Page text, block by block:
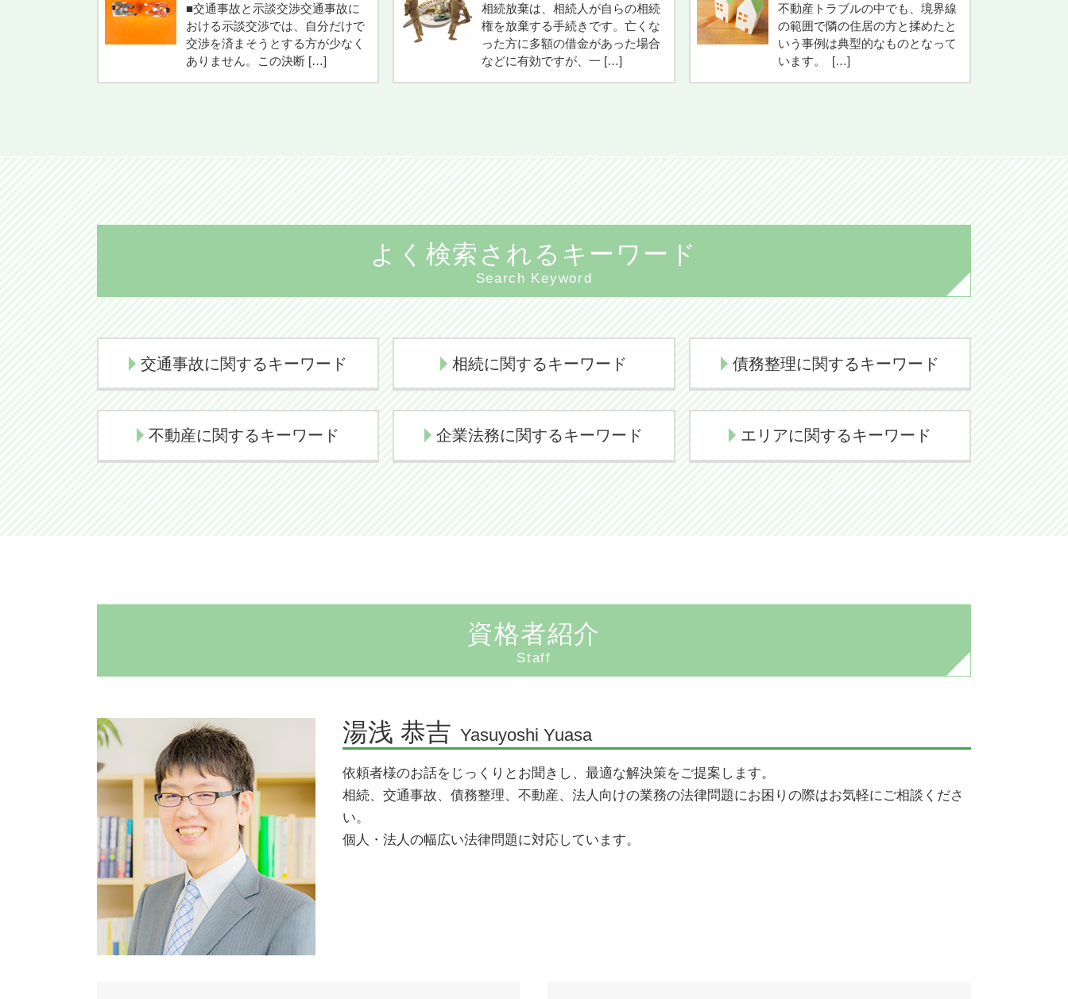
■交通事故と示談交渉交通事故に
おける示談交渉では、自分だけで
交渉を済まそうとする方が少なく
ありません。この決断 […]
相続放棄は、相続人が自らの相続
権を放棄する手続きです。亡くな
った方に多額の借金があった場合
などに有効ですが、一 […]
不動産トラブルの中でも、境界線
の範囲で隣の住居の方と揉めたと
いう事例は典型的なものとなって
います。 […]
よく検索されるキーワード
Search Keyword
交通事故に関するキーワード
示談交渉 弁護士
交通事故 示談交渉期間
交通事故慰謝料
損害賠償請求権
交通事故 示談 長引く
交通事故 弁護士
損害賠償請求
過失割合 交通事故
交通事故 逸失利益
示談交渉 コツ 不貞
相続に関するキーワード
相続問題 弁護士
相続放棄
相続放棄 デメリット
相続手続き 期限
遺産相続 弁護士
相続放棄 管轄
相続人 範囲
債務整理に関するキーワード
自己破産 流れ
民事再生とは 簡単に
個人再生 費用
任意整理とは
債務整理 クレジットカード
民事再生とは
不動産に関するキーワード
境界線トラブル 植木
不動産売買
任意売却 メリット
境界線トラブル 裁判
境界線トラブル 解決
不動産売買トラブル 相談
境界線トラブル 塀
不動産売買トラブル 弁護士
企業法務に関するキーワード
顧問弁護士とは 個人
コンプライアンス わかりやすく
企業法務 顧問弁護士
顧問弁護士とは
顧問弁護士 相場
企業法務 弁護士
企業法務 資格
国際法務
エリアに関するキーワード
印西市 企業法務 弁護士
香取市 企業法務 弁護士
佐倉市 不動産 弁護士
佐倉市 相続 弁護士
資格者紹介
Staff
湯浅 恭吉 Yasuyoshi Yuasa
依頼者様のお話をじっくりとお聞きし、最適な解決策をご提案します。
相続、交通事故、債務整理、不動産、法人向けの業務の法律問題にお困りの際はお気軽にご相談くださ
い。
個人・法人の幅広い法律問題に対応しています。